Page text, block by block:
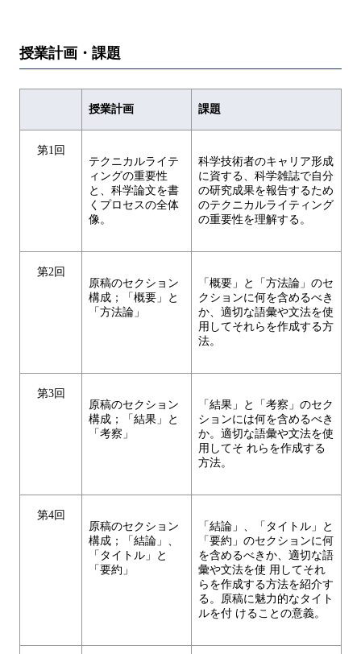
授業計画・課題
授業計画 課題
第1回
テクニカルライテ
ィングの重要性
と、科学論文を書
くプロセスの全体
像。
科学技術者のキャリア形成
に資する、科学雑誌で自分
の研究成果を報告するため
のテクニカルライティング
の重要性を理解する。
第2回
原稿のセクション
構成；「概要」と
「方法論」
「概要」と「方法論」のセ
クションに何を含めるべき
か、適切な語彙や文法を使
用してそれらを作成する方
法。
第3回
原稿のセクション
構成；「結果」と
「考察」
「結果」と「考察」のセク
ションには何を含めるべき
か。適切な語彙や文法を使
用してそ れらを作成する
方法。
第4回
原稿のセクション
構成；「結論」、
「タイトル」と
「要約」
「結論」、「タイトル」と
「要約」のセクションに何
を含めるべきか、適切な語
彙や文法を使 用してそれ
らを作成する方法を紹介す
る。原稿に魅力的なタイト
ルを付 けることの意義。